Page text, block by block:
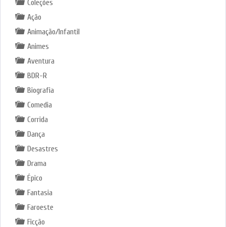
Coleções
Ação
Animação/Infantil
Animes
Aventura
BDR-R
Biografia
Comedia
Corrida
Dança
Desastres
Drama
Épico
Fantasia
Faroeste
Ficção